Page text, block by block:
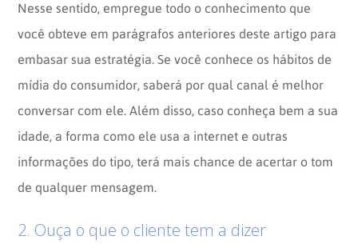
Nesse sentido, empregue todo o conhecimento que
você obteve em parágrafos anteriores deste artigo para
embasar sua estratégia. Se você conhece os hábitos de
mídia do consumidor, saberá por qual canal é melhor
conversar com ele. Além disso, caso conheça bem a sua
idade, a forma como ele usa a internet e outras
informações do tipo, terá mais chance de acertar o tom
de qualquer mensagem.
2. Ouça o que o cliente tem a dizer